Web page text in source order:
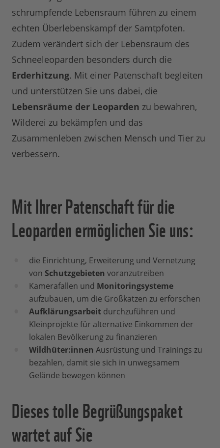
schrumpfende Lebensraum führen zu einem
echten Überlebenskampf der Samtpfoten.
Zudem verändert sich der Lebensraum des
Schneeleoparden besonders durch die
Erderhitzung. Mit einer Patenschaft begleiten
und unterstützen Sie uns dabei, die
Lebensräume der Leoparden zu bewahren,
Wilderei zu bekämpfen und das
Zusammenleben zwischen Mensch und Tier zu
verbessern.
Mit Ihrer Patenschaft für die
Leoparden ermöglichen Sie uns:
die Einrichtung, Erweiterung und Vernetzung
von Schutzgebieten voranzutreiben
Kamerafallen und Monitoringsysteme
aufzubauen, um die Großkatzen zu erforschen
Aufklärungsarbeit durchzuführen und
Kleinprojekte für alternative Einkommen der
lokalen Bevölkerung zu finanzieren
Wildhüter:innen Ausrüstung und Trainings zu
bezahlen, damit sie sich in unwegsamem
Gelände bewegen können
Dieses tolle Begrüßungspaket
wartet auf Sie